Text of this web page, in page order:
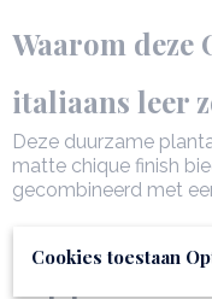
Waarom deze
italiaans leer
Deze duurzame
matte chique finish
gecombineerd met
Cookies toestaan